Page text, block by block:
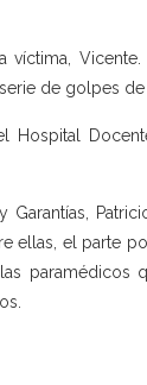
de golpes de
ellas, el parte